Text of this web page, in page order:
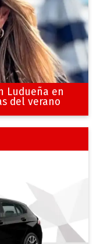
Ludueña en
del verano